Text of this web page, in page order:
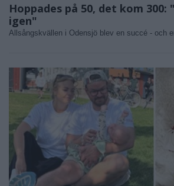
Hoppades på 50, det kom
igen"
Allsångskvällen i Odensjö blev en succé - och